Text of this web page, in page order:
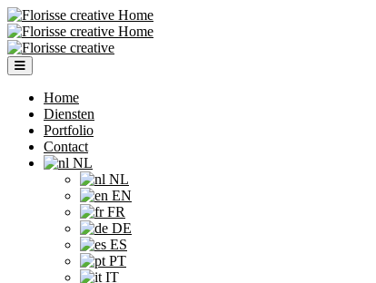
Ga
naar
de
inhoud
Home
Diensten
Portfolio
Contact
NL
NL
EN
FR
DE
ES
PT
IT